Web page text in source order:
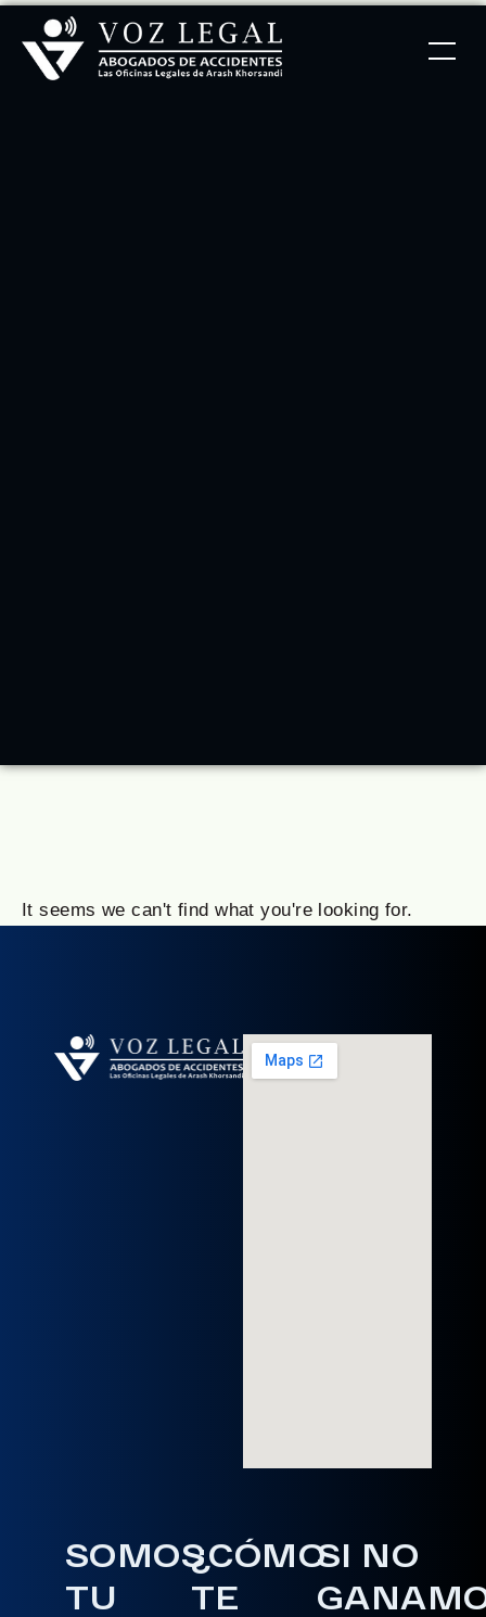
It seems we can't find what you're looking for.
SOMOS
TU
¿CÓMO
TE
SI NO